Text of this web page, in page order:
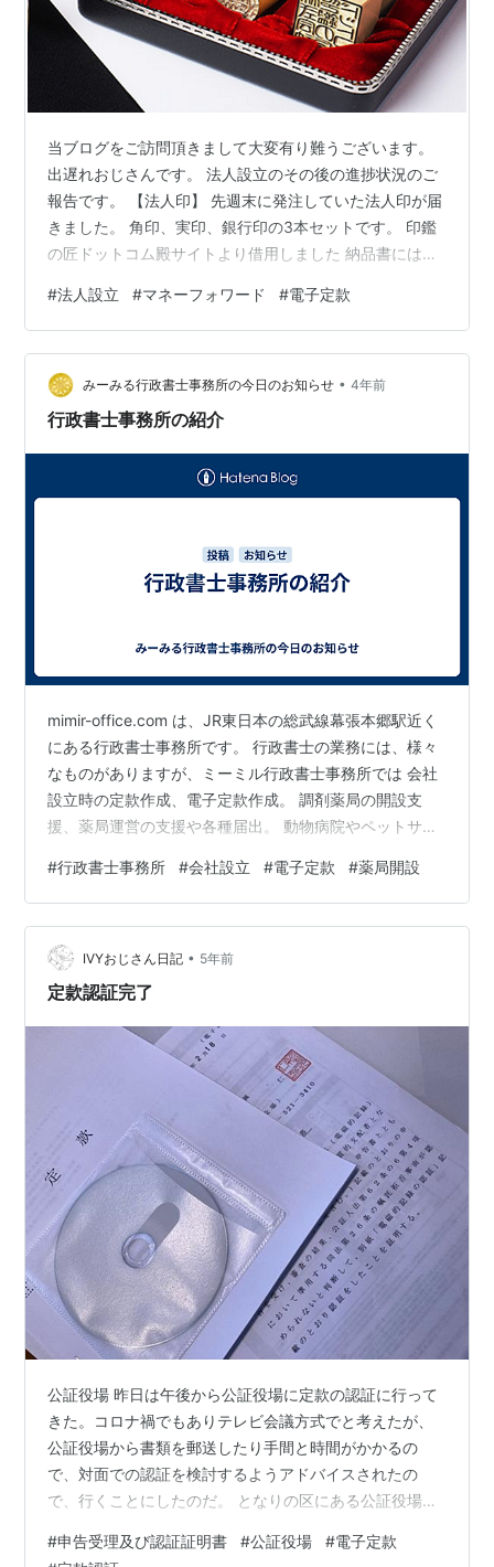
当ブログをご訪問頂きまして大変有り難うございます。
出遅れおじさんです。 法人設立のその後の進捗状況のご
報告です。 【法人印】 先週末に発注していた法人印が届
きました。 角印、実印、銀行印の3本セットです。 印鑑
の匠ドットコム殿サイトより借用しました 納品書には、
の紙切れに3個並べて推してみました。 なんとなく実感
が湧いてきました。 子供達に見られたら、「会社ごっ
こ、楽しい？」と聞かれそうですが。 【電子定款】 マネ
ーフォワード殿経由司法書士さんに発注していた電子定
款が納品されました。 定款の内容そのものはマネーフォ
#法人設立 #マネーフォワード #電子定款
みーみる行政書士事務所の今日のお知らせ • 4年前
行政書士事務所の紹介
mimir-office.com は、JR東日本の総武線幕張本郷駅近く
にある行政書士事務所です。 行政書士の業務には、様々
なものがありますが、ミーミル行政書士事務所では 会社
設立時の定款作成、電子定款作成。 調剤薬局の開設支
援、薬局運営の支援や各種届出。 動物病院やペットサロ
相談。 などを主な業務として、それ以外の許認可申請や
届出・報告書作成を行っています。 会社定款作成センタ
ー千葉 定款作成については、専用のサイトを運営してい
ます。ミーミル行政書士事務所でも、定款作成の受付を
行っていますが、より詳しいサービス内容は、会社定款
#行政書士事務所 #会社設立 #電子定款 #薬局開設
IVYおじさん日記 • 5年前
定款認証完了
公証役場 昨日は午後から公証役場に定款の認証に行って
きた。コロナ禍でもありテレビ会議方式でと考えたが、
公証役場から書類を郵送したり手間と時間がかかるの
で、対面での認証を検討するようアドバイスされたの
で、行くことにしたのだ。 となりの区にある公証役場
の時間の５分前にたずねると、公証人らしき白髪の紳士
#申告受理及び認証証明書 #公証役場 #電子定款